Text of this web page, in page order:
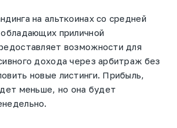
на альткоинах со средней
приличной
возможности для
дохода через арбитраж без
новые листинги. Прибыль,
меньше, но она будет